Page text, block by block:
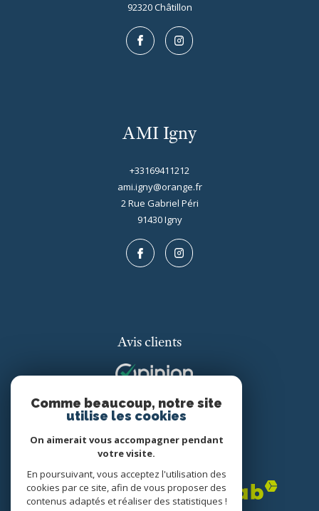
92320 châtillon
AMI Igny
+33169411212
ami.igny@orange.fr
2 Rue Gabriel Péri
91430 igny
Avis clients
Adhérents
Comme beaucoup, notre site
utilise les cookies
On aimerait vous accompagner pendant
votre visite.
En poursuivant, vous acceptez l'utilisation des
cookies par ce site, afin de vous proposer des
contenus adaptés et réaliser des statistiques !